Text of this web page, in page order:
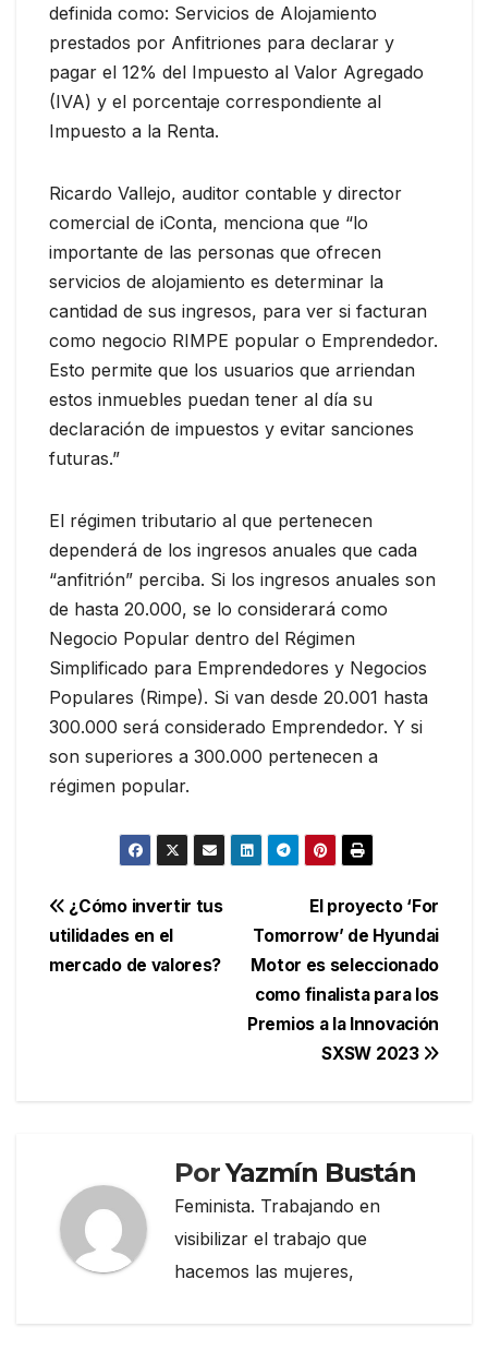
definida como: Servicios de Alojamiento
prestados por Anfitriones para declarar y
pagar el 12% del Impuesto al Valor Agregado
(IVA) y el porcentaje correspondiente al
Impuesto a la Renta.
Ricardo Vallejo, auditor contable y director
comercial de iConta, menciona que “lo
importante de las personas que ofrecen
servicios de alojamiento es determinar la
cantidad de sus ingresos, para ver si facturan
como negocio RIMPE popular o Emprendedor.
Esto permite que los usuarios que arriendan
estos inmuebles puedan tener al día su
declaración de impuestos y evitar sanciones
futuras.”
El régimen tributario al que pertenecen
dependerá de los ingresos anuales que cada
“anfitrión” perciba. Si los ingresos anuales son
de hasta 20.000, se lo considerará como
Negocio Popular dentro del Régimen
Simplificado para Emprendedores y Negocios
Populares (Rimpe). Si van desde 20.001 hasta
300.000 será considerado Emprendedor. Y si
son superiores a 300.000 pertenecen a
régimen popular.
Navegación
de
El proyecto ‘For
Tomorrow’ de Hyundai
Motor es seleccionado
como finalista para los
Premios a la Innovación
SXSW 2023
¿Cómo invertir tus
utilidades en el
mercado de valores?
PorYazmín Bustán
Feminista. Trabajando en
visibilizar el trabajo que
hacemos las mujeres,